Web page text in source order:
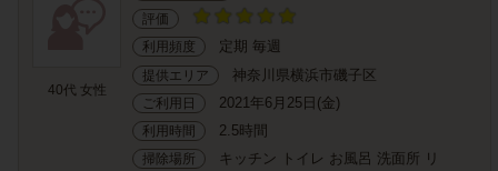
40代 女性
評価
利用頻度
定期 毎週
提供エリア 神奈川県横浜市磯子区
ご利用日 2021年6月25日(金)
利用時間 2.5時間
掃除場所
キッチン トイレ お風呂 洗面所 リ